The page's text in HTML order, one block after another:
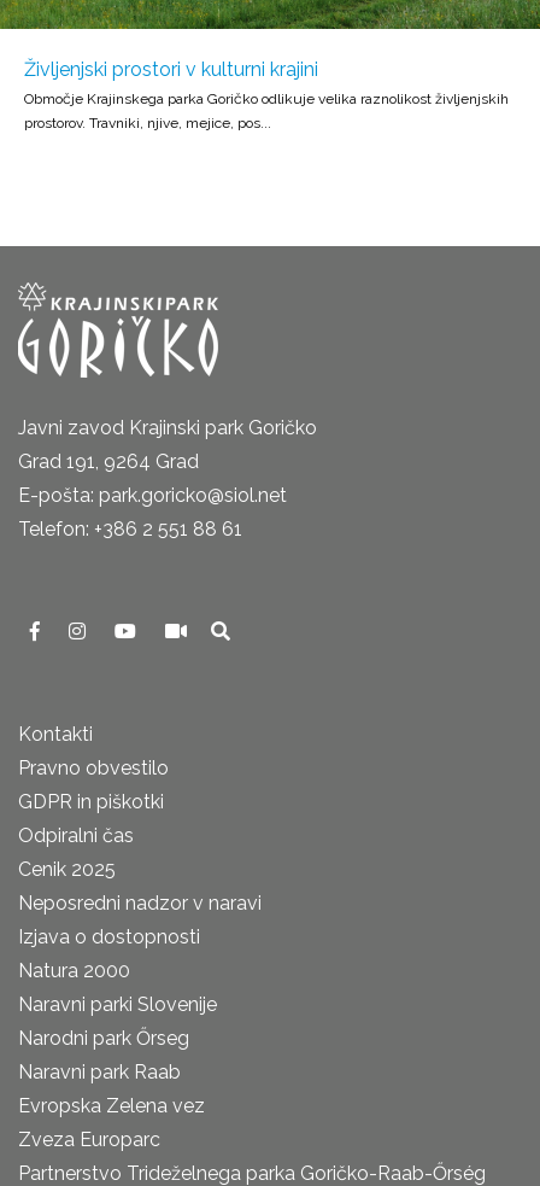
Življenjski prostori v kulturni krajini
Območje Krajinskega parka Goričko odlikuje velika raznolikost življenjskih
prostorov. Travniki, njive, mejice, pos...
Javni zavod Krajinski park Goričko
Grad 191, 9264 Grad
E-pošta: park.goricko@siol.net
Telefon: +386 2 551 88 61
Kontakti
Pravno obvestilo
GDPR in piškotki
Odpiralni čas
Cenik 2025
Neposredni nadzor v naravi
Izjava o dostopnosti
Natura 2000
Naravni parki Slovenije
Narodni park Őrseg
Naravni park Raab
Evropska Zelena vez
Zveza Europarc
Partnerstvo Trideželnega parka Goričko-Raab-Őrség